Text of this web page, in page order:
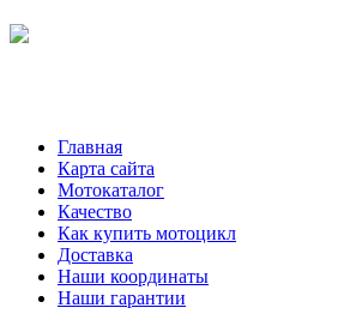
Главная
Карта сайта
Мотокаталог
Качество
Как купить мотоцикл
Доставка
Наши координаты
Наши гарантии